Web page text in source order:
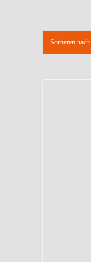
Sortieren nach